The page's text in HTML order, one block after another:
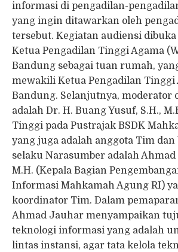
informasi di pengadilan-
yang ingin ditawarkan oleh
tersebut. Kegiatan audiensi
Ketua Pengadilan Tinggi Agama
Bandung sebagai tuan rumah,
mewakili Ketua Pengadilan Tinggi
Bandung. Selanjutnya, moderator
adalah Dr. H. Buang Yusuf, S.H.,
Tinggi pada Pustrajak BSDK
yang juga adalah anggota Tim
selaku Narasumber adalah Ahmad
M.H. (Kepala Bagian
Informasi Mahkamah Agung RI)
koordinator Tim. Dalam
Ahmad Jauhar menyampaikan
teknologi informasi yang adalah
lintas instansi, agar tata kelola